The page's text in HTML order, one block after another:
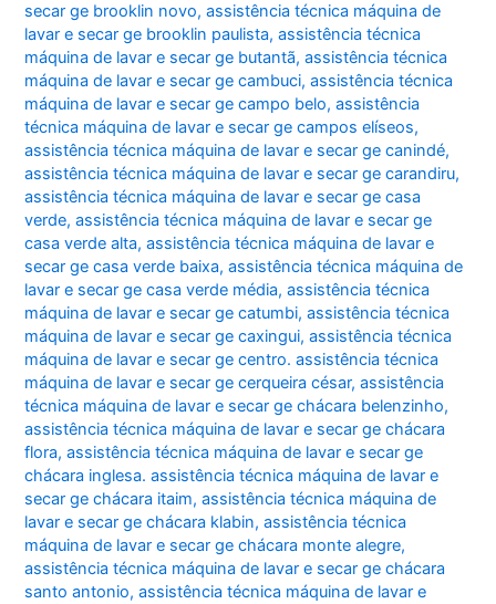
secar ge brooklin novo,assistência técnica máquina de
lavar e secar ge brooklin paulista,assistência técnica
máquina de lavar e secar ge butantã,assistência técnica
máquina de lavar e secar ge cambuci,assistência técnica
máquina de lavar e secar ge campo belo,assistência
técnica máquina de lavar e secar ge campos elíseos,
assistência técnica máquina de lavar e secar ge canindé,
assistência técnica máquina de lavar e secar ge carandiru,
assistência técnica máquina de lavar e secar ge casa
verde,assistência técnica máquina de lavar e secar ge
casa verde alta,assistência técnica máquina de lavar e
secar ge casa verde baixa,assistência técnica máquina de
lavar e secar ge casa verde média,assistência técnica
máquina de lavar e secar ge catumbi,assistência técnica
máquina de lavar e secar ge caxingui,assistência técnica
máquina de lavar e secar ge centro. assistência técnica
máquina de lavar e secar ge cerqueira césar,assistência
técnica máquina de lavar e secar ge chácara belenzinho,
assistência técnica máquina de lavar e secar ge chácara
flora,assistência técnica máquina de lavar e secar ge
chácara inglesa. assistência técnica máquina de lavar e
secar ge chácara itaim,assistência técnica máquina de
lavar e secar ge chácara klabin,assistência técnica
máquina de lavar e secar ge chácara monte alegre,
assistência técnica máquina de lavar e secar ge chácara
santo antonio,assistência técnica máquina de lavar e